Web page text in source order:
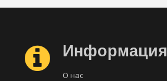
Информация
О нас